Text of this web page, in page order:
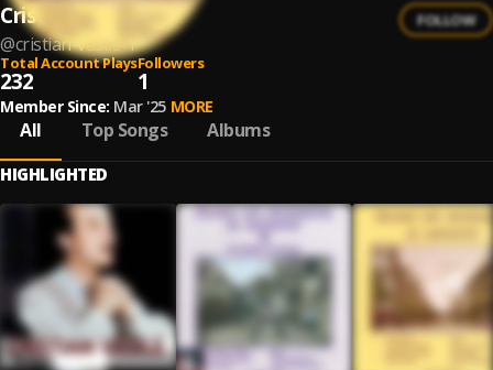
Cristian Vasile
@cristian-vasile-1
FOLLOW
Total Account Plays
232
Followers
1
Member Since: Mar '25 MORE
All Top Songs Albums
HIGHLIGHTED